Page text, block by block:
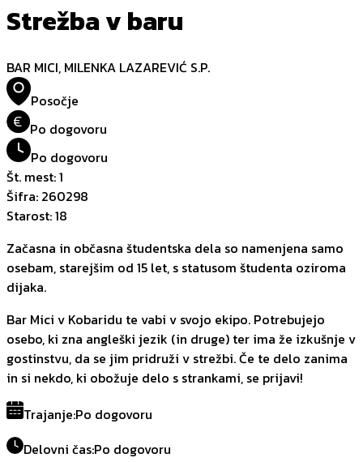
Strežba v baru
BAR MICI, MILENKA LAZAREVIĆ S.P.
Posočje
€ Po dogovoru
Po dogovoru
Št. mest:1
Šifra: 260298
Starost:18
Začasna in občasna študentska dela so namenjena samo
osebam, starejšim od 15 let, s statusom študenta oziroma
dijaka.
Bar Mici v Kobaridu te vabi v svojo ekipo. Potrebujejo
osebo, ki zna angleški jezik (in druge) ter ima že izkušnje v
gostinstvu, da se jim pridruži v strežbi. Če te delo zanima
in si nekdo, ki obožuje delo s strankami, se prijavi!
Trajanje:Po dogovoru
Delovni čas:Po dogovoru